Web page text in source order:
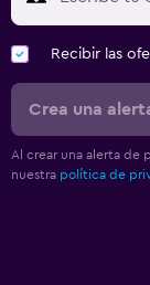
Recibir las
Crea una
Al crear una alerta de
nuestra política de